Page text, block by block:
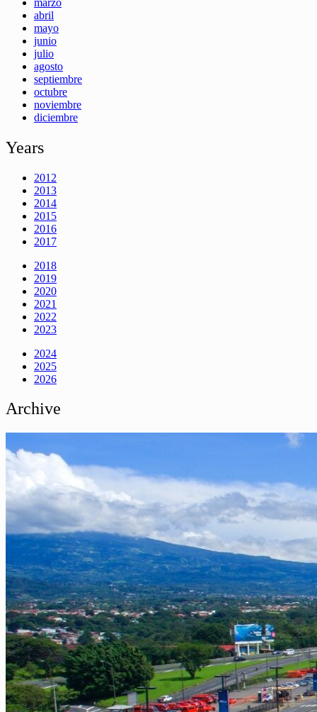
abril
mayo
junio
julio
agosto
septiembre
octubre
noviembre
diciembre
Years
2012
2013
2014
2015
2016
2017
2018
2019
2020
2021
2022
2023
2024
2025
2026
Archive